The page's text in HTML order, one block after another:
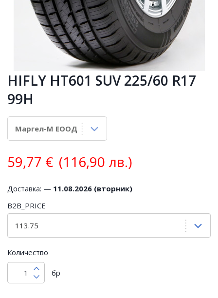
HIFLY HT601 SUV 225/60 R17
99H
59,77 € (116,90 лв.)
Доставка: — 11.08.2026 (вторник)
B2B_PRICE
Количество
бр